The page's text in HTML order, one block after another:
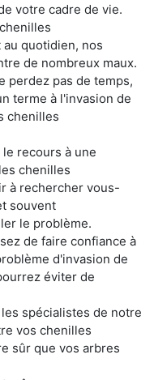
votre cadre de vie.
quotidien, nos
de nombreux maux.
perdez pas de temps,
terme à l'invasion de
chenilles
recours à une
chenilles
à rechercher vous-
souvent
le problème.
de faire confiance à
d'invasion de
éviter de
spécialistes de notre
vos chenilles
sûr que vos arbres